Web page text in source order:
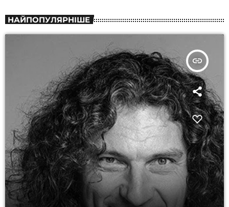
НАЙПОПУЛЯРНІШЕ
insert_link